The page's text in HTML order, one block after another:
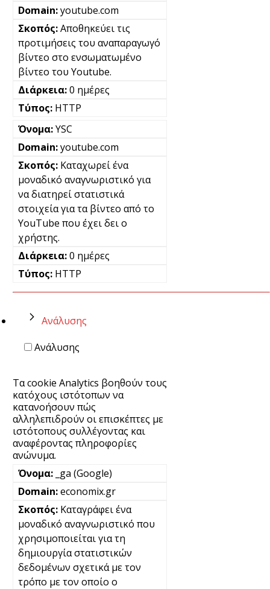
youtube.com
Αποθηκεύει τις
προτιμήσεις του αναπαραγωγό
βίντεο στο ενσωματωμένο
βίντεο του Youtube.
0 ημέρες
HTTP
YSC
youtube.com
Καταχωρεί ένα
μοναδικό αναγνωριστικό για
να διατηρεί στατιστικά
στοιχεία για τα βίντεο από το
YouTube που έχει δει ο
χρήστης.
0 ημέρες
HTTP
Ανάλυσης
Ανάλυσης
Τα cookie Analytics βοηθούν τους
κατόχους ιστότοπων να
κατανοήσουν πώς
αλληλεπιδρούν οι επισκέπτες με
ιστότοπους συλλέγοντας και
αναφέροντας πληροφορίες
ανώνυμα.
_ga (Google)
economix.gr
Καταγράφει ένα
μοναδικό αναγνωριστικό που
χρησιμοποιείται για τη
δημιουργία στατιστικών
δεδομένων σχετικά με τον
τρόπο με τον οποίο ο